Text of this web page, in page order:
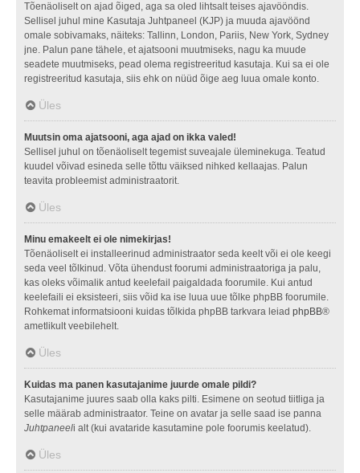
Tõenäoliselt on ajad õiged, aga sa oled lihtsalt teises ajavööndis.
Sellisel juhul mine Kasutaja Juhtpaneel (KJP) ja muuda ajavöönd
omale sobivamaks, näiteks: Tallinn, London, Pariis, New York, Sydney
jne. Palun pane tähele, et ajatsooni muutmiseks, nagu ka muude
seadete muutmiseks, pead olema registreeritud kasutaja. Kui sa ei ole
registreeritud kasutaja, siis ehk on nüüd õige aeg luua omale konto.
Üles
Muutsin oma ajatsooni, aga ajad on ikka valed!
Sellisel juhul on tõenäoliselt tegemist suveajale üleminekuga. Teatud
kuudel võivad esineda selle tõttu väiksed nihked kellaajas. Palun
teavita probleemist administraatorit.
Üles
Minu emakeelt ei ole nimekirjas!
Tõenäoliselt ei installeerinud administraator seda keelt või ei ole keegi
seda veel tõlkinud. Võta ühendust foorumi administraatoriga ja palu,
kas oleks võimalik antud keelefail paigaldada foorumile. Kui antud
keelefaili ei eksisteeri, siis võid ka ise luua uue tõlke phpBB foorumile.
Rohkemat informatsiooni kuidas tõlkida phpBB tarkvara leiad phpBB®
ametlikult veebilehelt.
Üles
Kuidas ma panen kasutajanime juurde omale pildi?
Kasutajanime juures saab olla kaks pilti. Esimene on seotud tiitliga ja
selle määrab administraator. Teine on avatar ja selle saad ise panna
Juhtpaneeli alt (kui avataride kasutamine pole foorumis keelatud).
Üles